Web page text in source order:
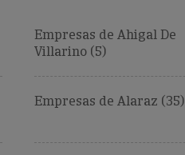
Empresas de Ahigal De
Villarino (5)
Empresas de Alaraz (35)